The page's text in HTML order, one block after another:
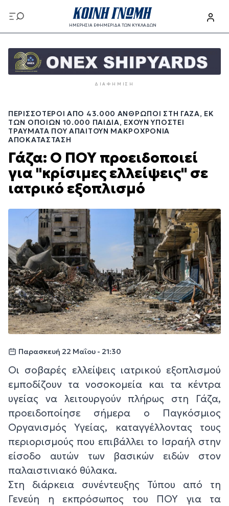
προς
το
περιεχόμενο
ΗΜΕΡΗΣΙΑ ΕΦΗΜΕΡΙΔΑ ΤΩΝ ΚΥΚΛΑΔΩΝ
προς
κυρίως
ΔΙΑΦΉΜΙΣΗ
ΠΕΡΙΣΣΌΤΕΡΟΙ ΑΠΌ 43.000 ΆΝΘΡΩΠΟΙ ΣΤΗ ΓΆΖΑ, ΕΚ
ΤΩΝ ΟΠΟΊΩΝ 10.000 ΠΑΙΔΙΆ, ΈΧΟΥΝ ΥΠΟΣΤΕΊ
ΤΡΑΎΜΑΤΑ ΠΟΥ ΑΠΑΙΤΟΎΝ ΜΑΚΡΟΧΡΌΝΙΑ
ΑΠΟΚΑΤΆΣΤΑΣΗ
Γάζα: Ο ΠΟΥ προειδοποιεί
για "κρίσιμες ελλείψεις" σε
ιατρικό εξοπλισμό
Παρασκευή 22 Μαΐου - 21:30
Οι σοβαρές ελλείψεις ιατρικού εξοπλισμού
εμποδίζουν τα νοσοκομεία και τα κέντρα
υγείας να λειτουργούν πλήρως στη Γάζα,
προειδοποίησε σήμερα ο Παγκόσμιος
Οργανισμός Υγείας, καταγγέλλοντας τους
περιορισμούς που επιβάλλει το Ισραήλ στην
είσοδο αυτών των βασικών ειδών στον
παλαιστινιακό θύλακα.
Στη διάρκεια συνέντευξης Τύπου από τη
Γενεύη η εκπρόσωπος του ΠΟΥ για τα